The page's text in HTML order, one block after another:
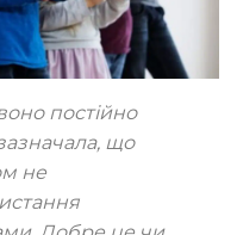
постійно
що
не